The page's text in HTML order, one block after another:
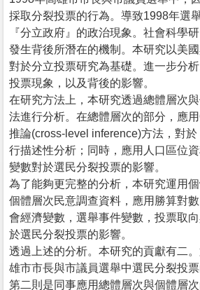
採取分裂投票的行為。導致1998年選
『分立政府』的政治現象。社會科學
發生背後所潛在的機制。本研究以美
對於分立投票研究為基礎。進一步分
投票現象，以及背後的影響。
在研究方法上，本研究透過總體層次
法進行分析。在總體層次的部分，應
推論(cross-level inference)方法，對
行描述性分析；同時，應用人口區位
變數對於選民分裂投票的影響。
為了能夠更完整的分析，本研究運用
個體層次民意調查資料，應用勝算對
會經濟變數，選舉事件變數，投票取
於選民分裂投票的影響。
透過上述的分析。本研究的貢獻有二
雄市市長與市議員選舉中選民分裂投票
第二則是同事應用總體層次與個體層